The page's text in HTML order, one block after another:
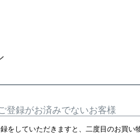
登録がお済みでないお客様
をしていただきますと、二度目のお買い